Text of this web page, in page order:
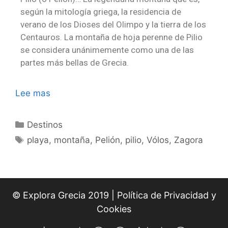
según la mitología griega, la residencia de
verano de los Dioses del Olimpo y la tierra de los
Centauros. La montaña de hoja perenne de Pilio
se considera unánimemente como una de las
partes más bellas de Grecia.
Lee mas
Destinos
playa, montaña, Pelión, pilio,Vólos, Zagora
© Explora Grecia 2019 | Política de Privacidad y
Cookies